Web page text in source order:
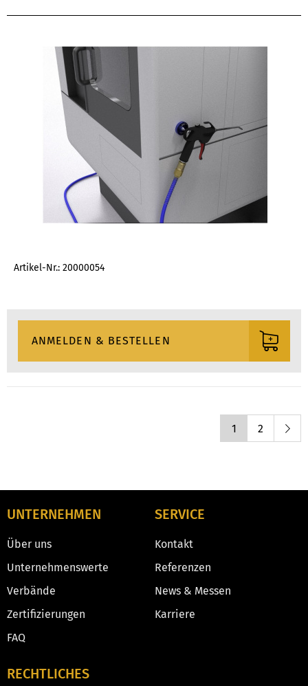
Artikel-Nr.: 20000054
1 2
UNTERNEHMEN
Über uns
Unternehmenswerte
Verbände
Zertifizierungen
FAQ
SERVICE
Kontakt
Referenzen
News & Messen
Karriere
RECHTLICHES